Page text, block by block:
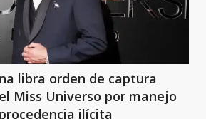
libra orden de captura
Miss Universo por manejo
ilícita